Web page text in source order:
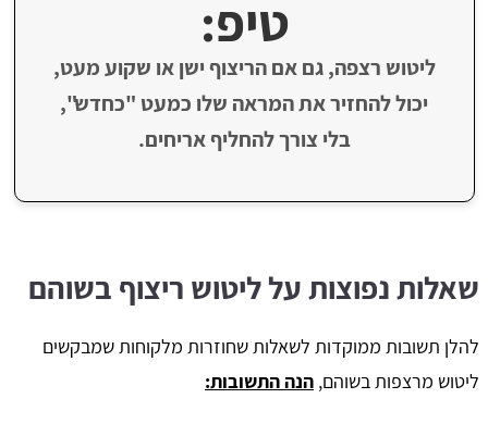
טיפ:
ליטוש רצפה, גם אם הריצוף ישן או שקוע מעט,
יכול להחזיר את המראה שלו כמעט "כחדש",
בלי צורך להחליף אריחים.
שאלות נפוצות על ליטוש ריצוף בשוהם
להלן תשובות ממוקדות לשאלות שחוזרות מלקוחות שמבקשים
ליטוש מרצפות בשוהם, הנה התשובות: